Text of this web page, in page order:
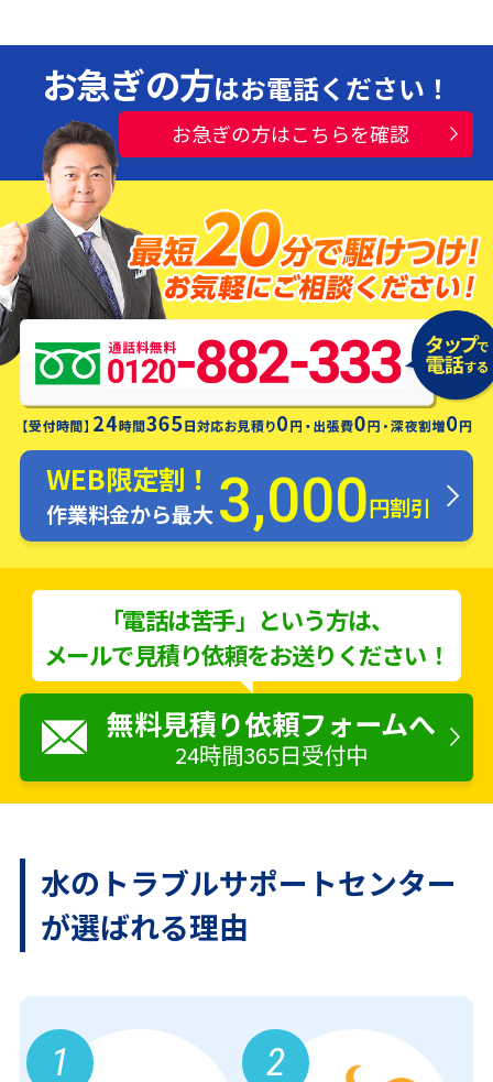
お急ぎの方はお電話ください！
お急ぎの方はこちらを確認
水漏れ・つまり・修理お電話一本ですぐ
にお伺いします！
WEB限定割！
作業料金から最大 3,000円割引
「電話は苦手」という方は、
メールで見積り依頼をお送りください！
無料見積り依頼フォームへ
24時間365日受付中
水のトラブルサポートセンター
が選ばれる理由
1 2